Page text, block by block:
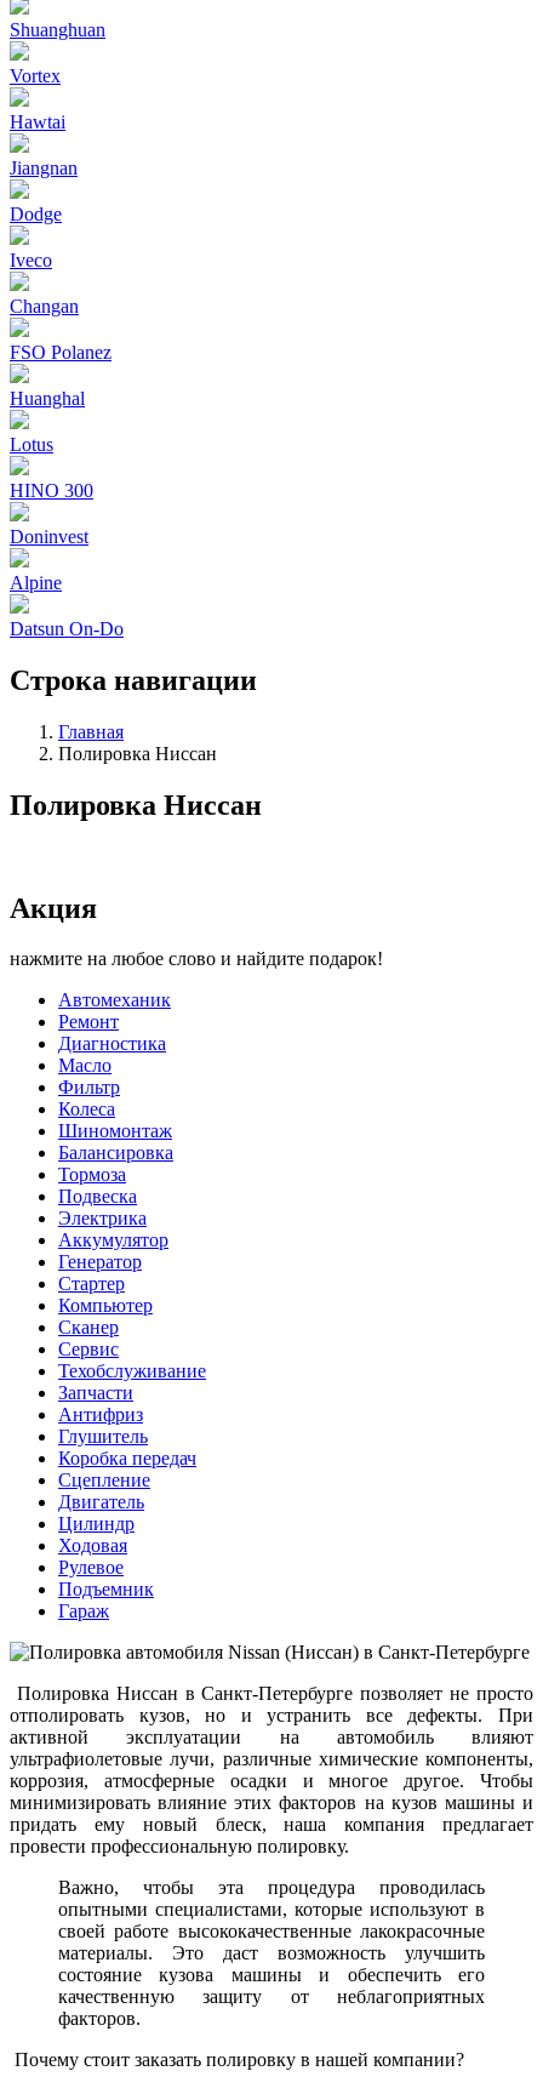
Shuanghuan
Vortex
Hawtai
Jiangnan
Dodge
Iveco
Changan
FSO Polanez
Huanghal
Lotus
HINO 300
Doninvest
Alpine
Datsun On-Do
Строка навигации
Главная
Полировка Ниссан
Полировка Ниссан
Акция
нажмите на любое слово и найдите подарок!
Автомеханик
Ремонт
Диагностика
Масло
Фильтр
Колеса
Шиномонтаж
Балансировка
Тормоза
Подвеска
Электрика
Аккумулятор
Генератор
Стартер
Компьютер
Сканер
Сервис
Техобслуживание
Запчасти
Антифриз
Глушитель
Коробка передач
Сцепление
Двигатель
Цилиндр
Ходовая
Рулевое
Подъемник
Гараж
Полировка Ниссан в Санкт-Петербурге позволяет не просто
отполировать кузов, но и устранить все дефекты. При
активной эксплуатации на автомобиль влияют
ультрафиолетовые лучи, различные химические компоненты,
коррозия, атмосферные осадки и многое другое. Чтобы
минимизировать влияние этих факторов на кузов машины и
придать ему новый блеск, наша компания предлагает
провести профессиональную полировку.
Важно, чтобы эта процедура проводилась
опытными специалистами, которые используют в
своей работе высококачественные лакокрасочные
материалы. Это даст возможность улучшить
состояние кузова машины и обеспечить его
качественную защиту от неблагоприятных
факторов.
Почему стоит заказать полировку в нашей компании?